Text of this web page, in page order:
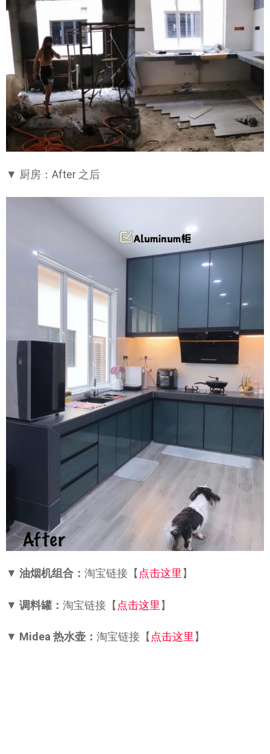
▼ 厨房：After 之后
▼ 油烟机组合： 淘宝链接【 点击这里 】
▼ 调料罐： 淘宝链接【点击这里】
▼ Midea 热水壶： 淘宝链接【 点击这里 】